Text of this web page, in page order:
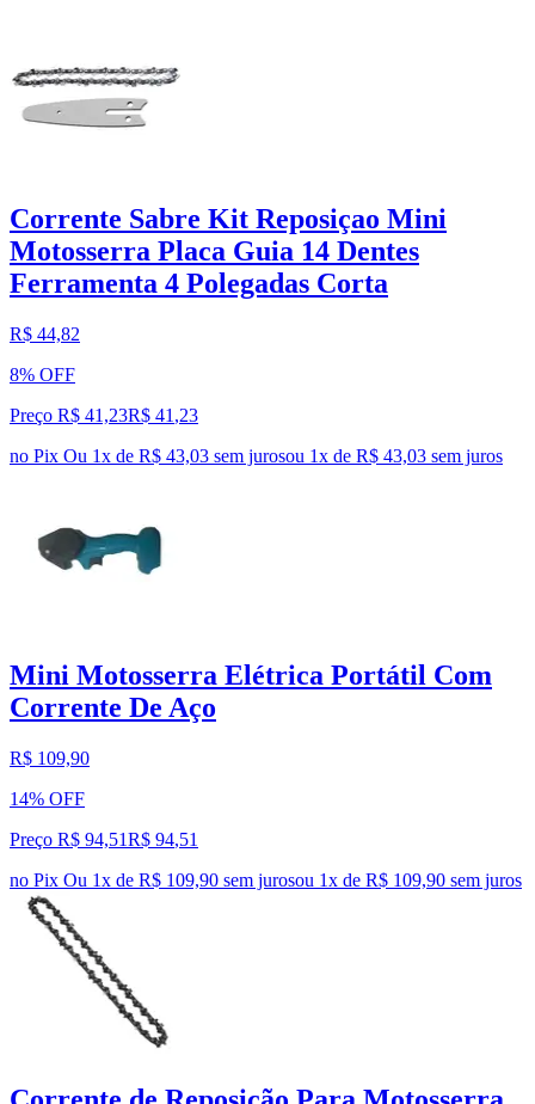
Corrente Sabre Kit Reposiçao Mini
Motosserra Placa Guia 14 Dentes
Ferramenta 4 Polegadas Corta
R$ 44,82
8% OFF
Preço R$ 41,23R$ 41 ,23
no Pix Ou 1x de R$ 43,03 sem jurosou 1x de R$ 43,03 sem juros
Mini Motosserra Elétrica Portátil Com
Corrente De Aço
R$ 109,90
14% OFF
Preço R$ 94,51R$ 94,51
no Pix Ou 1x de R$ 109,90 sem jurosou 1x de R$ 109,90 sem juros